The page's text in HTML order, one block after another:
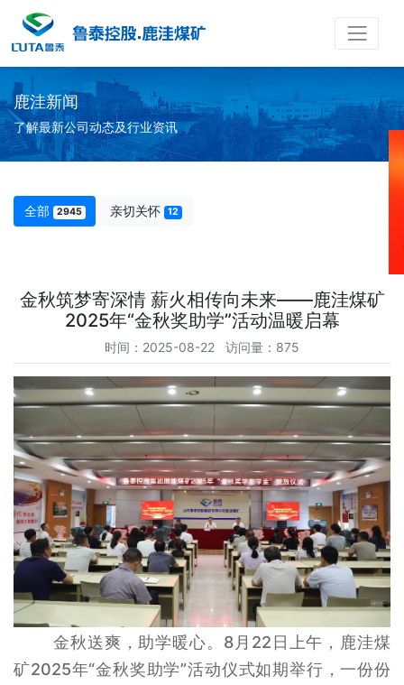
鹿洼新闻
了解最新公司动态及行业资讯
全部 2945 亲切关怀 12
金秋筑梦寄深情 薪火相传向未来——鹿洼煤矿
2025年“金秋奖助学”活动温暖启幕
时间：2025-08-22 访问量：875
金秋送爽，助学暖心。8月22日上午，鹿洼煤
矿2025年“金秋奖助学”活动仪式如期举行，一份份